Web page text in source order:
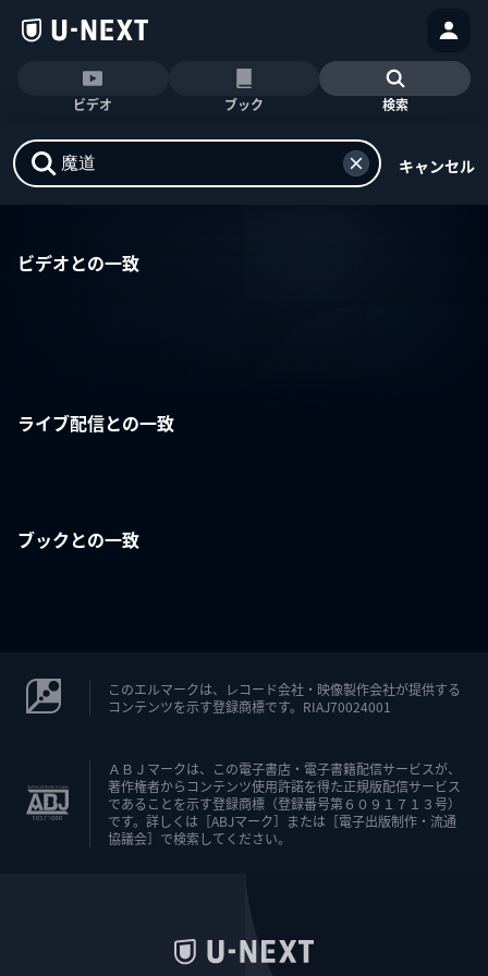
ビデオ ブック 検索
キャンセル
ビデオとの一致
ライブ配信との一致
ブックとの一致
このエルマークは、レコード会社・映像製作会社が提供する
コンテンツを示す登録商標です。RIAJ70024001
ＡＢＪマークは、この電子書店・電子書籍配信サービスが、
著作権者からコンテンツ使用許諾を得た正規版配信サービス
であることを示す登録商標（登録番号第６０９１７１３号）
です。詳しくは［ABJマーク］または［電子出版制作・流通
協議会］で検索してください。